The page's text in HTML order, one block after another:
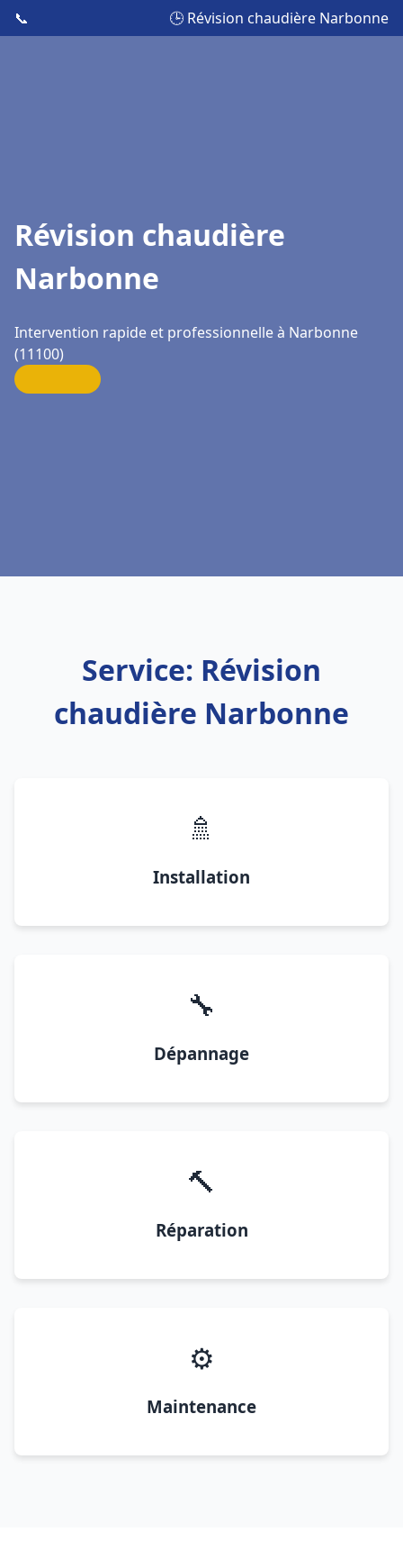
📞 🕒 Révision chaudière Narbonne
Révision chaudière
Narbonne
Intervention rapide et professionnelle à Narbonne
(11100)
Service: Révision
chaudière Narbonne
🚿
Installation
🔧
Dépannage
🔨
Réparation
⚙️
Maintenance